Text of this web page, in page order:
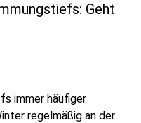
Geht
immer häufiger
regelmäßig an der